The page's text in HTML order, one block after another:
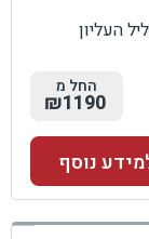
העליון
החל מ
₪1190
נוסף